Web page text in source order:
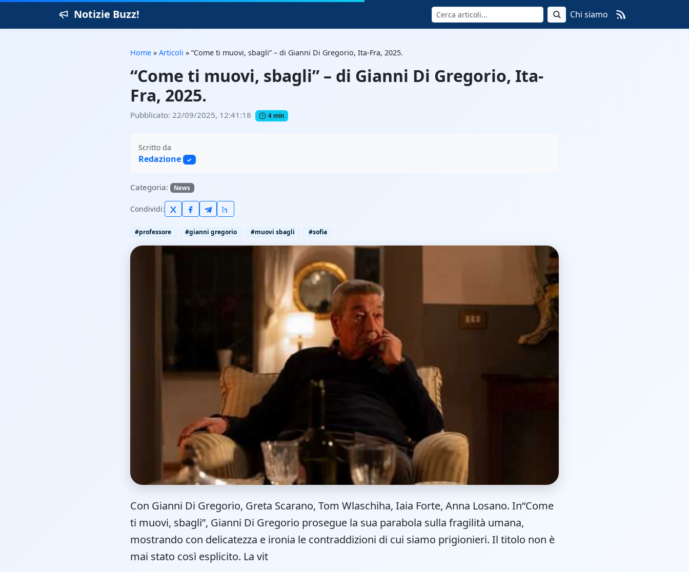
Notizie Buzz! Cerca Chi siamo
Home » Articoli » “Come ti muovi, sbagli” – di Gianni Di Gregorio, Ita-Fra, 2025.
“Come ti muovi, sbagli” – di Gianni Di Gregorio, Ita-
Fra, 2025.
Pubblicato: 22/09/2025, 12:41:18 4 min
Scritto da
Redazione ✓
Categoria: News
Condividi:
#professore #gianni gregorio #muovi sbagli #sofia
Con Gianni Di Gregorio, Greta Scarano, Tom Wlaschiha, Iaia Forte, Anna Losano. In“Come
ti muovi, sbagli”, Gianni Di Gregorio prosegue la sua parabola sulla fragilità umana,
mostrando con delicatezza e ironia le contraddizioni di cui siamo prigionieri. Il titolo non è
mai stato così esplicito. La vit